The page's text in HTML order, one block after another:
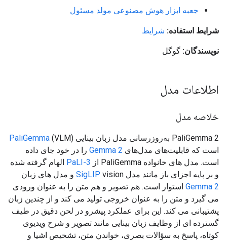
جعبه ابزار هوش مصنوعی مولد مسئول
شرایط استفاده: شرایط
نویسندگان: گوگل
اطلاعات مدل
خلاصه مدل
PaliGemma 2 به‌روزرسانی مدل زبان بینایی PaliGemma (VLM)
است که قابلیت‌های مدل‌های Gemma 2 را در خود جای داده
است. مدل های خانواده PaliGemma از
PaLI-3 الهام گرفته شده
و بر پایه اجزای باز مانند مدل
SigLIP vision و مدل های زبان
Gemma 2 استوار است. هم تصویر و هم متن را به عنوان ورودی
می گیرد و متن را به عنوان خروجی تولید می کند و از چندین زبان
پشتیبانی می کند. این برای عملکرد پیشرو در لحن دقیق در طیف
گسترده ای از وظایف زبان بینایی مانند تصویر و شرح ویدیوی
کوتاه، پاسخ به سؤالات بصری، خواندن متن، تشخیص اشیا و